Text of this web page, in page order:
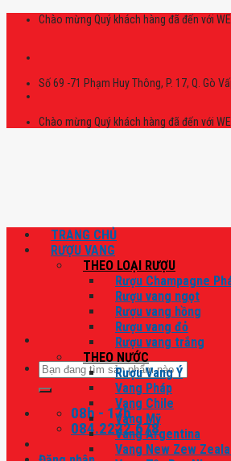
Skip
Chào mừng Quý khách hàng đã đến với
Số 69 -71 Phạm Huy Thông, P. 17, Q. Gò
Chào mừng Quý khách hàng đã đến với
Tìm
kiếm:
08h - 17h
084.2222.678
TRANG CHỦ
RƯỢU VANG
THEO LOẠI RƯỢU
Rượu Champagne
Rượu vang ngọt
Rượu vang hồng
Rượu vang đỏ
Rượu vang trắng
THEO NƯỚC
Rượu Vang Ý
Vang Pháp
Vang Chile
Vang Mỹ
Vang Argentina
Vang New Zew